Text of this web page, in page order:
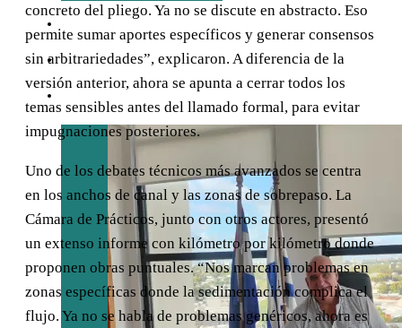
EMPRESAS
concreto del pliego. Ya no se discute en abstracto. Eso
permite sumar aportes específicos y generar consensos
sin arbitrariedades”, explicaron. A diferencia de la
versión anterior, ahora se apunta a cerrar todos los
temas sensibles antes del llamado formal, para evitar
impugnaciones posteriores.
Uno de los debates técnicos más avanzados se centra
en los anchos de canal y las zonas de sobrepaso. La
Cámara de Prácticos, junto con otros actores, presentó
un extenso informe con kilómetro por kilómetro donde
proponen obras puntuales. “Nos marcan problemas en
zonas específicas donde la sedimentación complica el
flujo. Ya no se habla de problemas genéricos, ahora es